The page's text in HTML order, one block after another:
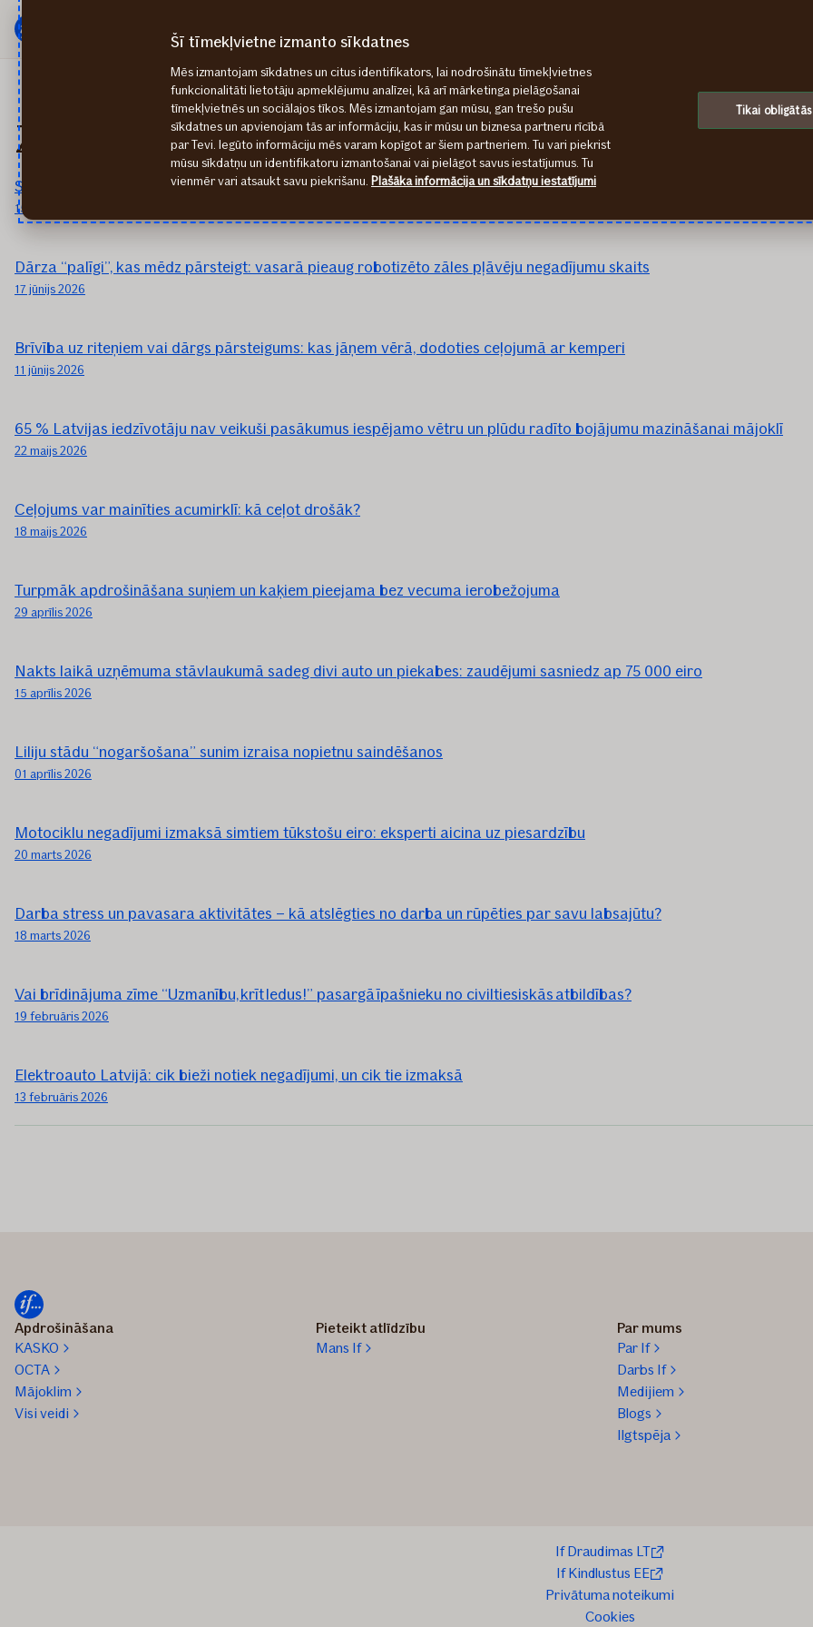
Galvenā
izvēlne
Pāriet
saturu
Ziņas medijiem: 2026
Steiga, nogurums un neuzmanība: kāpēc dārza darbi vasarā nereti beidzas ar traumām
15 jūlijs 2026
Dārza “palīgi”, kas mēdz pārsteigt: vasarā pieaug robotizēto zāles pļāvēju negadījumu skaits
17 jūnijs 2026
Brīvība uz riteņiem vai dārgs pārsteigums: kas jāņem vērā, dodoties ceļojumā ar kemperi
11 jūnijs 2026
65 % Latvijas iedzīvotāju nav veikuši pasākumus iespējamo vētru un plūdu radīto bojājumu mazināšanai mājoklī
22 maijs 2026
Ceļojums var mainīties acumirklī: kā ceļot drošāk?
18 maijs 2026
Turpmāk apdrošināšana suņiem un kaķiem pieejama bez vecuma ierobežojuma
29 aprīlis 2026
Nakts laikā uzņēmuma stāvlaukumā sadeg divi auto un piekabes: zaudējumi sasniedz ap 75 000 eiro
15 aprīlis 2026
Liliju stādu “nogaršošana” sunim izraisa nopietnu saindēšanos
01 aprīlis 2026
Motociklu negadījumi izmaksā simtiem tūkstošu eiro: eksperti aicina uz piesardzību
20 marts 2026
Darba stress un pavasara aktivitātes – kā atslēgties no darba un rūpēties par savu labsajūtu?
18 marts 2026
Vai brīdinājuma zīme “Uzmanību, krīt ledus!” pasargā īpašnieku no civiltiesiskās atbildības?
19 februāris 2026
Elektroauto Latvijā: cik bieži notiek negadījumi, un cik tie izmaksā
13 februāris 2026
Apdrošināšana
KASKO
OCTA
Mājoklim
Visi veidi
Pieteikt atlīdzību
Mans If
Par mums
Par If
Darbs If
Medijiem
Blogs
Ilgtspēja
If Draudimas LT
If Kindlustus EE
Privātuma noteikumi
Cookies
Šī tīmekļvietne izmanto sīkdatnes
Mēs izmantojam sīkdatnes un citus identifikators, lai nodrošinātu tīmekļvietnes
funkcionalitāti lietotāju apmeklējumu analīzei, kā arī mārketinga pielāgošanai
tīmekļvietnēs un sociālajos tīkos. Mēs izmantojam gan mūsu, gan trešo pušu
sīkdatnes un apvienojam tās ar informāciju, kas ir mūsu un biznesa partneru rīcībā
par Tevi. Iegūto informāciju mēs varam kopīgot ar šiem partneriem. Tu vari piekrist
mūsu sīkdatņu un identifikatoru izmantošanai vai pielāgot savus iestatījumus. Tu
vienmēr vari atsaukt savu piekrišanu. Plašāka informācija un sīkdatņu iestatījumi
Tikai obligātās